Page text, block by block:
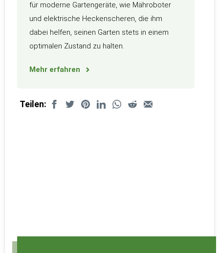
für moderne Gartengeräte, wie Mähroboter
und elektrische Heckenscheren, die ihm
dabei helfen, seinen Garten stets in einem
optimalen Zustand zu halten.
Mehr erfahren
Teilen: